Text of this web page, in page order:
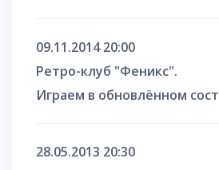
09.11.2014 20:00
Ретро-клуб "Феникс".
Играем в обновлённом
28.05.2013 20:30